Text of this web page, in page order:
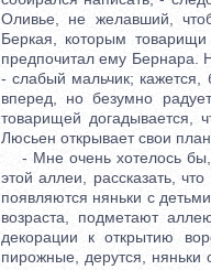
Оливье, не желавший,
Беркая, которым
предпочитал ему Бернара.
- слабый мальчик; кажется,
вперед, но безумно
товарищей догадывается,
Люсьен открывает свои
- Мне очень хотелось бы,
этой аллеи, рассказать,
появляются няньки с
возраста, подметают
декорации к открытию
пирожные, дерутся,